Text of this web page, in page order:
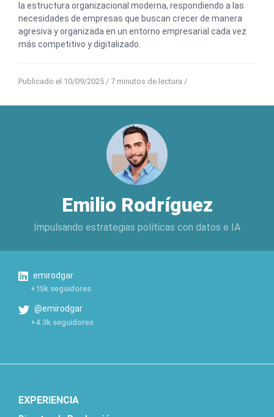
la estructura organizacional moderna, respondiendo a las
necesidades de empresas que buscan crecer de manera
agresiva y organizada en un entorno empresarial cada vez
más competitivo y digitalizado.
Publicado el 10/09/2025 / 7 minutos de lectura /
Emilio Rodríguez
Impulsando estrategias políticas con datos e IA
emirodgar
+15k seguidores
@emirodgar
+4.3k seguidores
EXPERIENCIA